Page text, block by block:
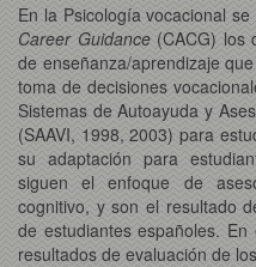
En la Psicología vocacional
Career Guidance(CACG) los
de enseñanza/aprendizaje
toma de decisiones
Sistemas de Autoayuda y
(SAAVI, 1998, 2003) para
su adaptación para
siguen el enfoque de
cognitivo, y son el resultado
de estudiantes españoles.
resultados de evaluación de